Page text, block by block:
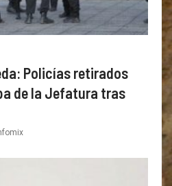
Policías retirados
de la Jefatura tras